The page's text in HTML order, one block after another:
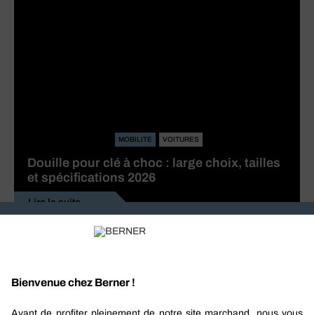
MOBILITE VOITURES
Douille pour clé à choc : large choix, tailles
et spécifications 2026
Lire la suite